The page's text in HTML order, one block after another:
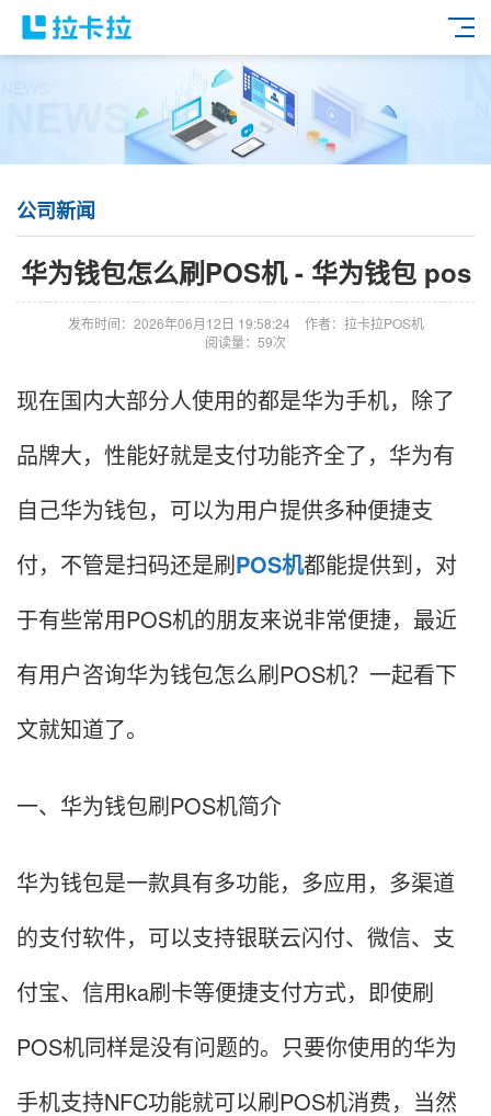
公司新闻
华为钱包怎么刷POS机 - 华为钱包 pos
发布时间：2026年06月12日 19:58:24
作者：拉卡拉POS机
阅读量：59次
现在国内大部分人使用的都是华为手机，除了
品牌大，性能好就是支付功能齐全了，华为有
自己华为钱包，可以为用户提供多种便捷支
付，不管是扫码还是刷POS机都能提供到，对
于有些常用POS机的朋友来说非常便捷，最近
有用户咨询华为钱包怎么刷POS机？一起看下
文就知道了。
一、华为钱包刷POS机简介
华为钱包是一款具有多功能，多应用，多渠道
的支付软件，可以支持银联云闪付、微信、支
付宝、信用ka刷卡等便捷支付方式，即使刷
POS机同样是没有问题的。只要你使用的华为
手机支持NFC功能就可以刷POS机消费，当然